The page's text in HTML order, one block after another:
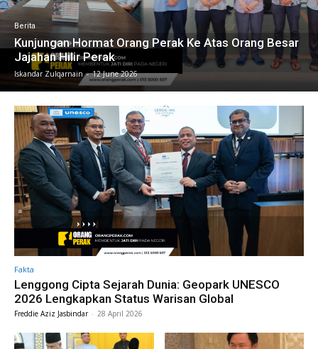
Berita
Kunjungan Hormat Orang Perak Ke Atas Orang Besar
Jajahan Hilir Perak
Iskandar Zulqarnain - 12 June 2026
Fakta
Lenggong Cipta Sejarah Dunia: Geopark UNESCO
2026 Lengkapkan Status Warisan Global
Freddie Aziz Jasbindar - 28 April 2026